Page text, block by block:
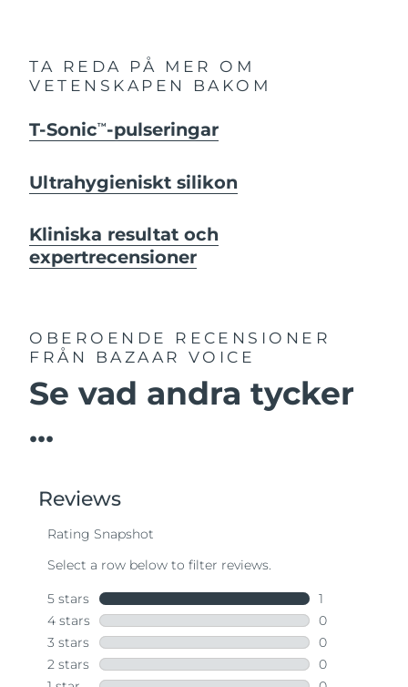
TA REDA PÅ MER OM
VETENSKAPEN BAKOM
T-SonicTM -pulseringar
Ultrahygieniskt silikon
Kliniska resultat och
expertrecensioner
OBEROENDE RECENSIONER
FRÅN BAZAAR VOICE
Se vad andra tycker
...